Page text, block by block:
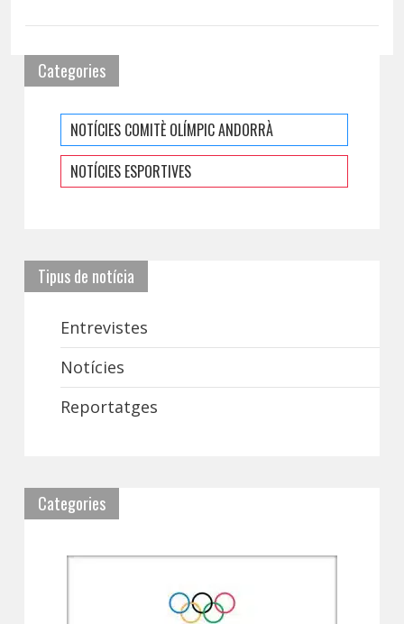
Categories
NOTÍCIES COMITÈ OLÍMPIC ANDORRÀ
NOTÍCIES ESPORTIVES
Tipus de notícia
Entrevistes
Notícies
Reportatges
Categories